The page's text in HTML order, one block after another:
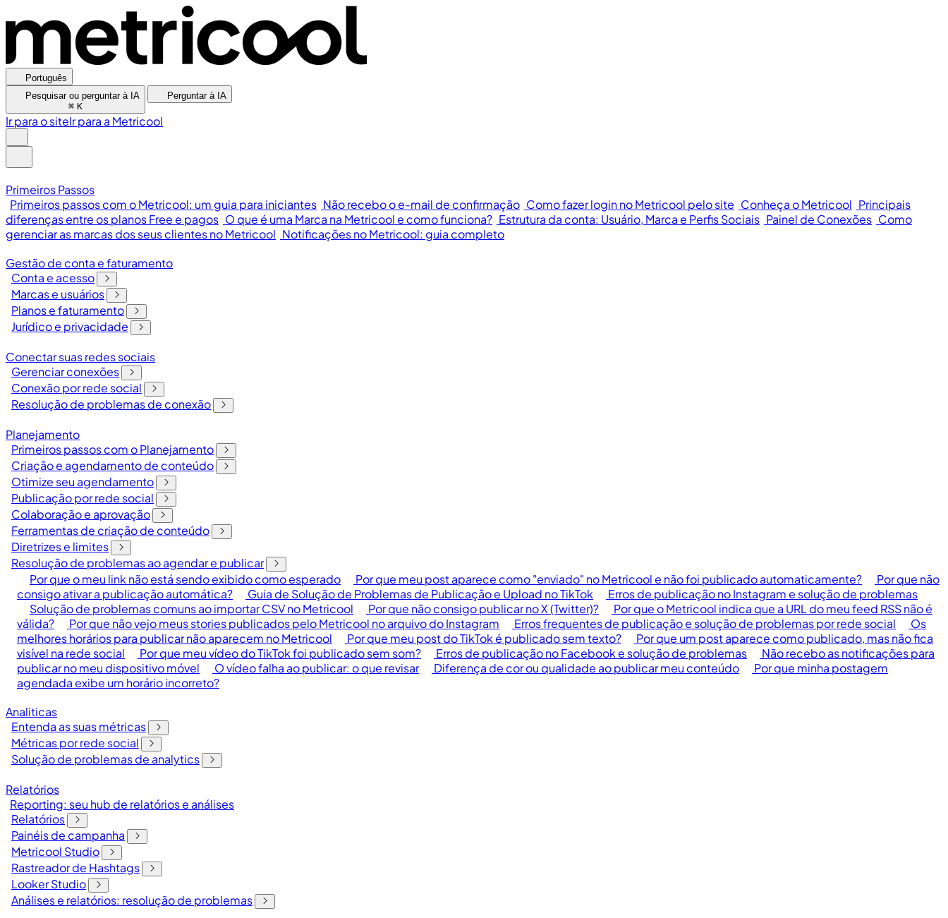
Português
Pesquisar ou perguntar à IA
⌘ K
Perguntar à IA
Ir para o siteIr para a Metricool
Primeiros Passos
Primeiros passos com o Metricool: um guia para iniciantes Não recebo o e-mail de confirmação Como fazer login no Metricool pelo site Conheça o Metricool Principais
diferenças entre os planos Free e pagos O que é uma Marca na Metricool e como funciona? Estrutura da conta: Usuário, Marca e Perfis Sociais Painel de Conexões Como
gerenciar as marcas dos seus clientes no Metricool Notificações no Metricool: guia completo
Gestão de conta e faturamento
Conta e acesso
Marcas e usuários
Planos e faturamento
Jurídico e privacidade
Conectar suas redes sociais
Gerenciar conexões
Conexão por rede social
Resolução de problemas de conexão
Planejamento
Primeiros passos com o Planejamento
Criação e agendamento de conteúdo
Otimize seu agendamento
Publicação por rede social
Colaboração e aprovação
Ferramentas de criação de conteúdo
Diretrizes e limites
Resolução de problemas ao agendar e publicar
Por que o meu link não está sendo exibido como esperado
Por que meu post aparece como "enviado" no Metricool e não foi publicado automaticamente?
Por que não
consigo ativar a publicação automática?
Guia de Solução de Problemas de Publicação e Upload no TikTok
Erros de publicação no Instagram e solução de problemas
Solução de problemas comuns ao importar CSV no Metricool
Por que não consigo publicar no X (Twitter)?
Por que o Metricool indica que a URL do meu feed RSS não é
válida?
Por que não vejo meus stories publicados pelo Metricool no arquivo do Instagram Erros frequentes de publicação e solução de problemas por rede social
Os
melhores horários para publicar não aparecem no Metricool
Por que meu post do TikTok é publicado sem texto?
Por que um post aparece como publicado, mas não fica
visível na rede social
Por que meu vídeo do TikTok foi publicado sem som? Erros de publicação no Facebook e solução de problemas
Não recebo as notificações para
publicar no meu dispositivo móvel
O vídeo falha ao publicar: o que revisar Diferença de cor ou qualidade ao publicar meu conteúdo
Por que minha postagem
agendada exibe um horário incorreto?
Analiticas
Entenda as suas métricas
Métricas por rede social
Solução de problemas de analytics
Relatórios
Reporting: seu hub de relatórios e análises
Relatórios
Painéis de campanha
Metricool Studio
Rastreador de Hashtags
Looker Studio
Análises e relatórios: resolução de problemas